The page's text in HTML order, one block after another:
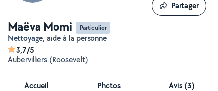
Maëva Momi Particulier
Nettoyage, aide à la personne
3,7/5
Aubervilliers (Roosevelt)
Partager
Partager
Accueil Photos Avis (3)